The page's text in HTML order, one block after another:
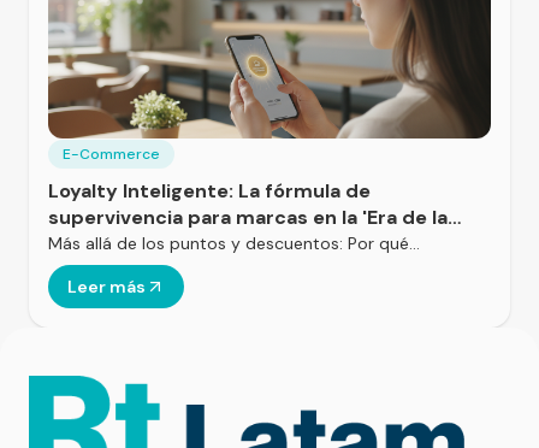
E-Commerce
Loyalty Inteligente: La fórmula de
supervivencia para marcas en la 'Era de la
Infidelidad'
Más allá de los puntos y descuentos: Por qué…
Leer más